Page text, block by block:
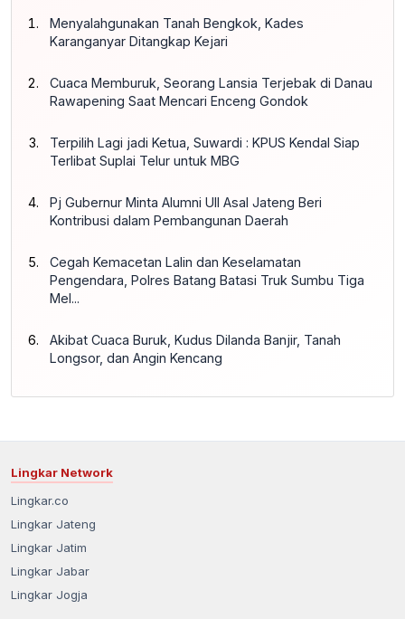
Menyalahgunakan Tanah Bengkok, Kades
Karanganyar Ditangkap Kejari
Cuaca Memburuk, Seorang Lansia Terjebak di Danau
Rawapening Saat Mencari Enceng Gondok
Terpilih Lagi jadi Ketua, Suwardi : KPUS Kendal Siap
Terlibat Suplai Telur untuk MBG
Pj Gubernur Minta Alumni UII Asal Jateng Beri
Kontribusi dalam Pembangunan Daerah
Cegah Kemacetan Lalin dan Keselamatan
Pengendara, Polres Batang Batasi Truk Sumbu Tiga
Mel...
Akibat Cuaca Buruk, Kudus Dilanda Banjir, Tanah
Longsor, dan Angin Kencang
Lingkar Network
Lingkar.co
Lingkar Jateng
Lingkar Jatim
Lingkar Jabar
Lingkar Jogja